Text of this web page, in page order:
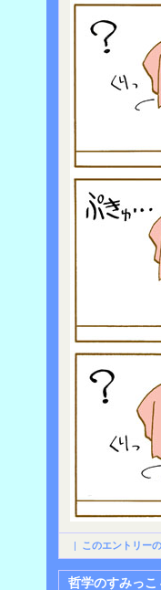
| このエントリー
哲学のすみっこ